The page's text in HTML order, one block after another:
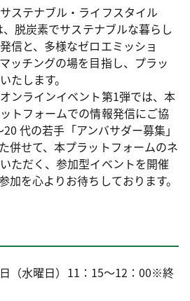
ステナブル・ライフスタイル
脱炭素でサステナブルな暮らし
信と、多様なゼロエミッショ
ッチングの場を目指し、プラッ
たします。
ンラインイベント第1弾では、本
トフォームでの情報発信にご協
代の若手「アンバサダー募集」
併せて、本プラットフォームのネ
ただく、参加型イベントを開催
加を心よりお待ちしております。
（水曜日）11：15～12：00※終